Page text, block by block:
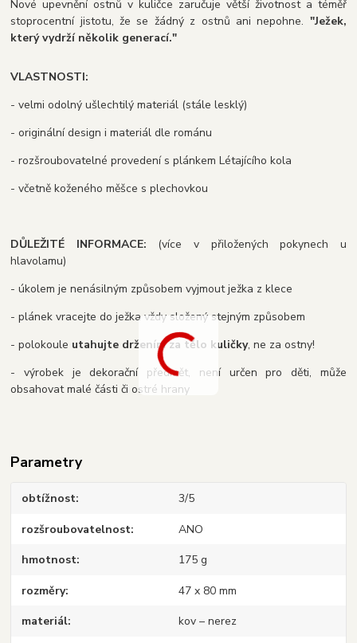
Nové upevnění ostnů v kuličce zaručuje větší životnost a téměř
stoprocentní jistotu, že se žádný z ostnů ani nepohne. "Ježek,
který vydrží několik generací."
VLASTNOSTI:
- velmi odolný ušlechtilý materiál (stále lesklý)
- originální design i materiál dle románu
- rozšroubovatelné provedení s plánkem Létajícího kola
- včetně koženého měšce s plechovkou
DŮLEŽITÉ INFORMACE: (více v přiložených pokynech u
hlavolamu)
- úkolem je nenásilným způsobem vyjmout ježka z klece
- plánek vracejte do ježka vždy složený stejným způsobem
- polokoule utahujte držením za tělo kuličky, ne za ostny!
- výrobek je dekorační předmět, není určen pro děti, může
obsahovat malé části či ostré hrany
Parametry
obtížnost 3/5
rozšroubovatelnost ANO
hmotnost 175 g
rozměry 47 x 80 mm
materiál kov – nerez